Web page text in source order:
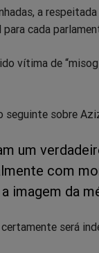
a
cada
vítima de
seguinte sobre
um
com
imagem da
será